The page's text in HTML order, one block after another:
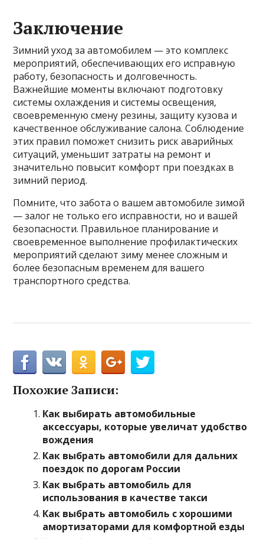
Заключение
Зимний уход за автомобилем — это комплекс
мероприятий, обеспечивающих его исправную
работу, безопасность и долговечность.
Важнейшие моменты включают подготовку
системы охлаждения и системы освещения,
своевременную смену резины, защиту кузова и
качественное обслуживание салона. Соблюдение
этих правил поможет снизить риск аварийных
ситуаций, уменьшит затраты на ремонт и
значительно повысит комфорт при поездках в
зимний период.
Помните, что забота о вашем автомобиле зимой
— залог не только его исправности, но и вашей
безопасности. Правильное планирование и
своевременное выполнение профилактических
мероприятий сделают зиму менее сложным и
более безопасным временем для вашего
транспортного средства.
Похожие Записи:
Как выбирать автомобильные
аксессуары, которые увеличат удобство
вождения
Как выбрать автомобили для дальних
поездок по дорогам России
Как выбрать автомобиль для
использования в качестве такси
Как выбрать автомобиль с хорошими
амортизаторами для комфортной езды